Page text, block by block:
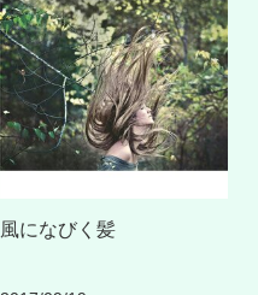
風になびく髪